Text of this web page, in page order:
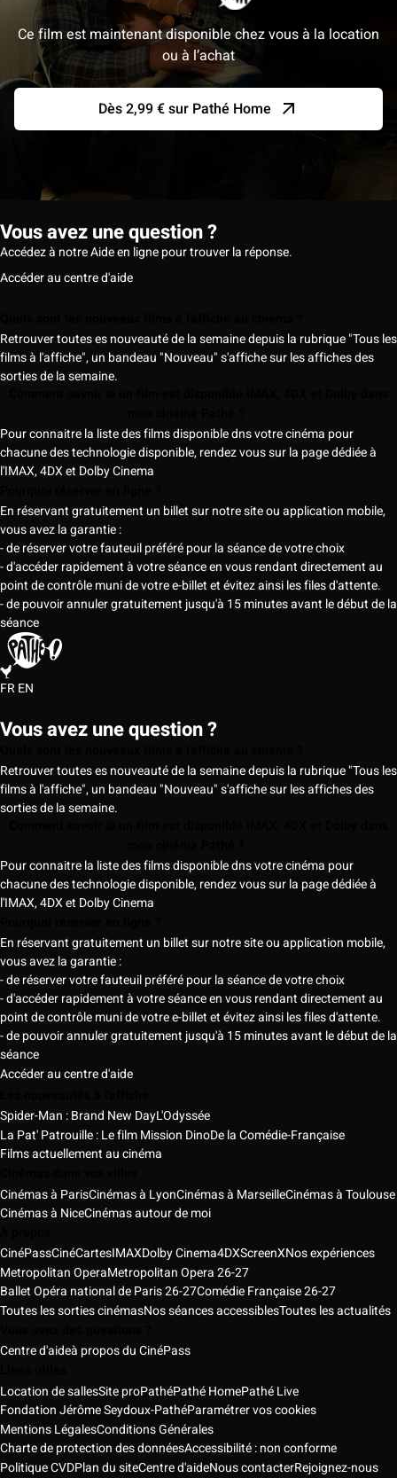
Ce film est maintenant disponible chez vous à la location
ou à l’achat
Dès 2,99 € sur Pathé Home
Vous avez une question ?
Accédez à notre Aide en ligne pour trouver la réponse.
Accéder au centre d'aide
Retrouver toutes es nouveauté de la semaine depuis la rubrique "Tous les
films à l'affiche", un bandeau "Nouveau" s'affiche sur les affiches des
sorties de la semaine.
Pour connaitre la liste des films disponible dns votre cinéma pour
chacune des technologie disponible, rendez vous sur la page dédiée à
l'IMAX, 4DX et Dolby Cinema
En réservant gratuitement un billet sur notre site ou application mobile,
vous avez la garantie :
- de réserver votre fauteuil préféré pour la séance de votre choix
- d'accéder rapidement à votre séance en vous rendant directement au
point de contrôle muni de votre e-billet et évitez ainsi les files d'attente.
- de pouvoir annuler gratuitement jusqu'à 15 minutes avant le début de la
séance
FREN
Vous avez une question ?
Retrouver toutes es nouveauté de la semaine depuis la rubrique "Tous les
films à l'affiche", un bandeau "Nouveau" s'affiche sur les affiches des
sorties de la semaine.
Pour connaitre la liste des films disponible dns votre cinéma pour
chacune des technologie disponible, rendez vous sur la page dédiée à
l'IMAX, 4DX et Dolby Cinema
En réservant gratuitement un billet sur notre site ou application mobile,
vous avez la garantie :
- de réserver votre fauteuil préféré pour la séance de votre choix
- d'accéder rapidement à votre séance en vous rendant directement au
point de contrôle muni de votre e-billet et évitez ainsi les files d'attente.
- de pouvoir annuler gratuitement jusqu'à 15 minutes avant le début de la
séance
Accéder au centre d'aide
Spider-Man : Brand New DayL'Odyssée
La Pat' Patrouille : Le film Mission DinoDe la Comédie-Française
Films actuellement au cinéma
Cinémas à ParisCinémas à LyonCinémas à MarseilleCinémas à Toulouse
Cinémas à NiceCinémas autour de moi
CinéPassCinéCartesIMAXDolby Cinema4DXScreenXNos expériences
Metropolitan OperaMetropolitan Opera 26-27
Ballet Opéra national de Paris 26-27Comédie Française 26-27
Toutes les sorties cinémasNos séances accessiblesToutes les actualités
Centre d'aideà propos du CinéPass
Location de sallesSite proPathéPathé HomePathé Live
Fondation Jérôme Seydoux-PathéParamétrer vos cookies
Mentions LégalesConditions Générales
Charte de protection des donnéesAccessibilité : non conforme
Politique CVDPlan du siteCentre d'aideNous contacterRejoignez-nous